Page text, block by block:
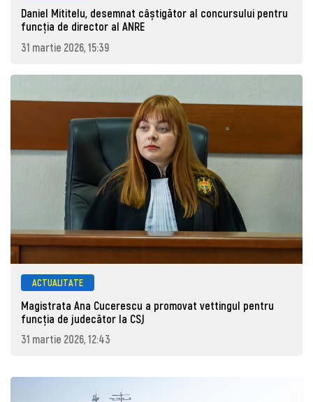
Daniel Mititelu, desemnat câștigător al concursului pentru
funcția de director al ANRE
31 martie 2026, 15:39
ACTUALITATE
Magistrata Ana Cucerescu a promovat vettingul pentru
funcția de judecător la CSJ
31 martie 2026, 12:43